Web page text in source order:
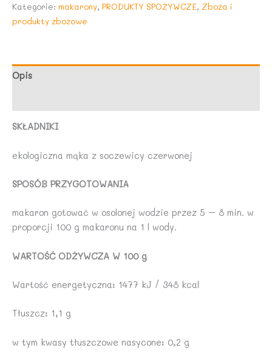
czerwonej)
świderki
g
Kategorie: makarony, PRODUKTY SPOŻYWCZE, Zboża i
produkty zbożowe
Opis
SKŁADNIKI
ekologiczna mąka z soczewicy czerwonej
SPOSÓB PRZYGOTOWANIA
makaron gotować w osolonej wodzie przez 5 – 8 min. w
proporcji 100 g makaronu na 1 l wody.
WARTOŚĆ ODŻYWCZA W 100 g
Wartość energetyczna: 1477 kJ / 348 kcal
Tłuszcz: 1,1 g
w tym kwasy tłuszczowe nasycone: 0,2 g